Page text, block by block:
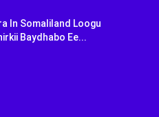
In Somaliland Loogu
Baydhabo Ee...